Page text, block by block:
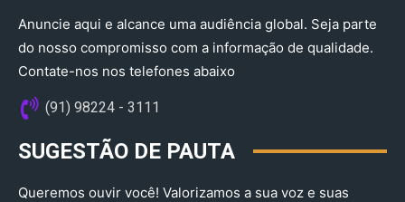
Anuncie aqui e alcance uma audiência global. Seja parte
do nosso compromisso com a informação de qualidade.
Contate-nos nos telefones abaixo
(91) 98224 - 3111
SUGESTÃO DE PAUTA
Queremos ouvir você! Valorizamos a sua voz e suas